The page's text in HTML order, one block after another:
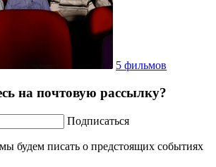
5 фильмов
на почтовую рассылку?
Подписаться
будем писать о предстоящих событиях